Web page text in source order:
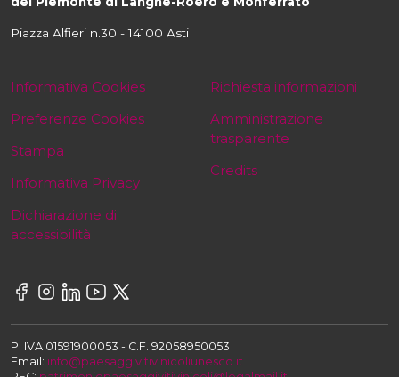
Piazza Alfieri n.30 - 14100 Asti
Informativa Cookies
Preferenze Cookies
Stampa
Informativa Privacy
Dichiarazione di
accessibilità
Richiesta informazioni
Amministrazione
trasparente
Credits
P. IVA 01591900053 - C.F. 92058950053
Email: info@paesaggivitivinicoliunesco.it